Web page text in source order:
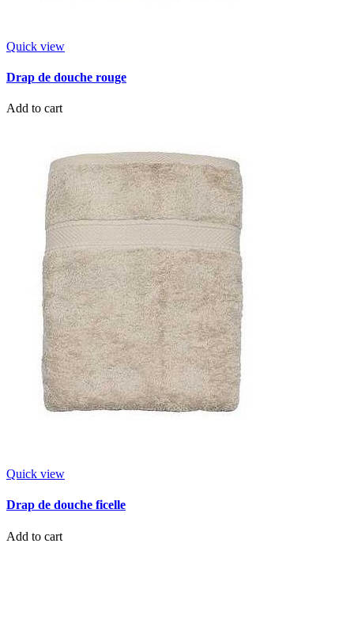
Quick view
Drap de douche rouge
Add to cart
Quick view
Drap de douche ficelle
Add to cart